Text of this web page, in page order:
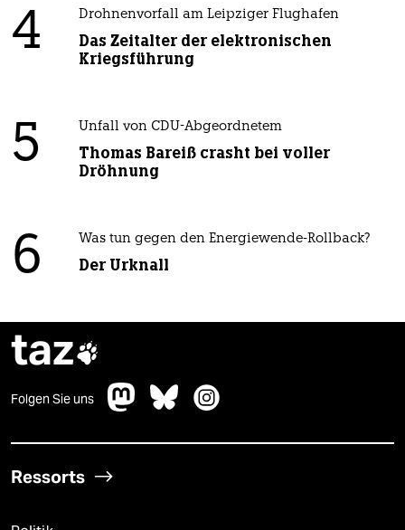
4 Drohnenvorfall am Leipziger Flughafen
Das Zeitalter der elektronischen
Kriegsführung
5 Unfall von CDU-Abgeordnetem
Thomas Bareiß crasht bei voller
Dröhnung
6 Was tun gegen den Energiewende-Rollback?
Der Urknall
taz
Folgen Sie uns
Ressorts